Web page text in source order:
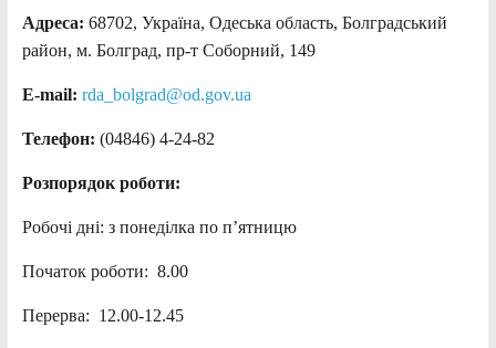
Адреса: 68702, Україна, Одеська область, Болградський
район, м. Болград, пр-т Соборний, 149
E-mail: rda_bolgrad@od.gov.ua
Телефон: (04846) 4-24-82
Розпорядок роботи:
Робочі дні: з понеділка по п’ятницю
Початок роботи: 8.00
Перерва: 12.00-12.45